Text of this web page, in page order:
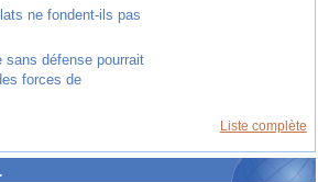
ne fondent-ils pas
sans défense pourrait
forces de
Liste complète